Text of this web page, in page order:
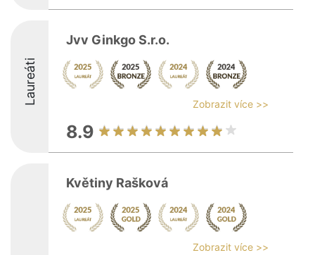
Laureáti
Jvv Ginkgo S.r.o.
Zobrazit více >>
8.9
Květiny Rašková
Zobrazit více >>